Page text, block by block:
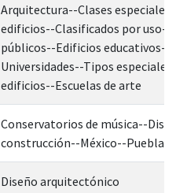
Arquitectura--Clases especiales
edificios--Clasificados por uso--
públicos--Edificios educativos--
Universidades--Tipos especiales
edificios--Escuelas de arte
Conservatorios de música--
construcción--México--Puebla
Diseño arquitectónico